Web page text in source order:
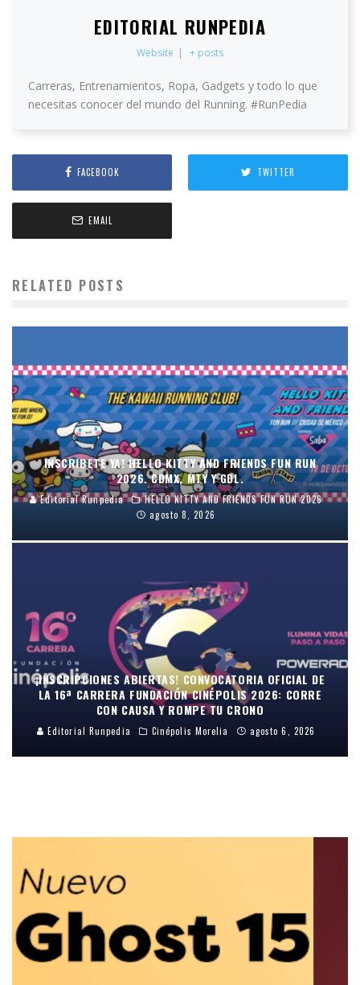
EDITORIAL RUNPEDIA
Website | + posts
Carreras, Entrenamientos, Ropa, Gadgets y todo lo que
necesitas conocer del mundo del Running. #RunPedia
FACEBOOK TWITTER
EMAIL
RELATED POSTS
INSCRIBETE YA! HELLO KITTY AND FRIENDS FUN RUN
2026. CDMX, MTY Y GDL.
Editorial Runpedia
HELLO KITTY AND FRIENDS FUN RUN 2026
agosto 8, 2026
¡INSCRIPCIONES ABIERTAS! CONVOCATORIA OFICIAL DE
LA 16ª CARRERA FUNDACIÓN CINÉPOLIS 2026: CORRE
CON CAUSA Y ROMPE TU CRONO
Editorial Runpedia Cinépolis Morelia agosto 6, 2026